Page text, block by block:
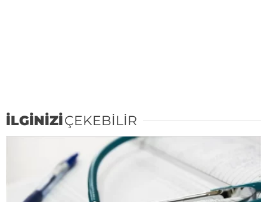
İLGİNİZİÇEKEBİLİR